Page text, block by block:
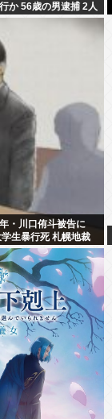
か 56歳の男逮捕 2人
・川口侑斗被告に
学生暴行死 札幌地裁